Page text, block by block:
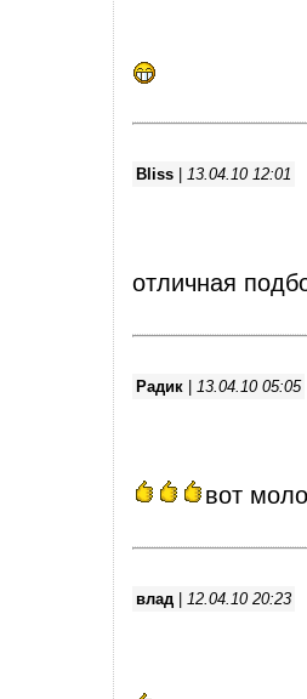
Bliss 13.04.10 12:01
отличная
Радик 13.04.10 05:05
вот
влад 12.04.10 20:23